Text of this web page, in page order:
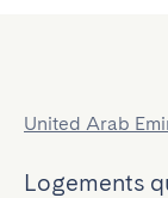
United Arab
Logements